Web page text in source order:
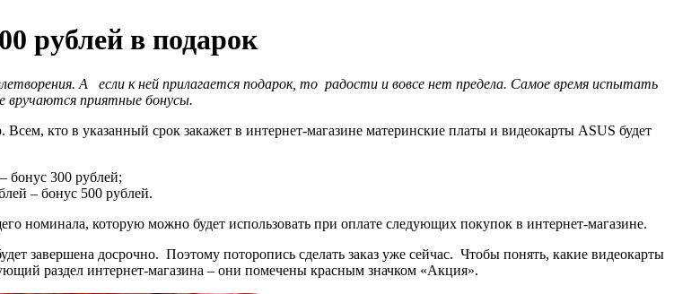
рублей в подарок
А если к ней прилагается подарок, то радости и вовсе нет предела. Самое время испытать
вручаются приятные бонусы.
кто в указанный срок закажет в интернет-магазине материнские платы и видеокарты ASUS будет
бонус 300 рублей;
– бонус 500 рублей.
номинала, которую можно будет использовать при оплате следующих покупок в интернет-магазине.
завершена досрочно. Поэтому поторопись сделать заказ уже сейчас. Чтобы понять, какие видеокарты
раздел интернет-магазина – они помечены красным значком «Акция».